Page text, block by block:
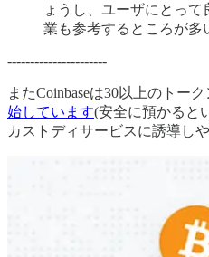
ょうし、ユーザにとっ
業も参考するところが多
----------------------
またCoinbaseは30以上のトー
始しています(安全に預かると
カストディサービスに誘導し